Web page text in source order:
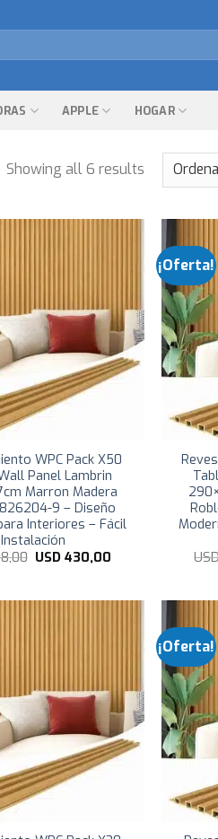
APPLE HOGAR
Showing all 6 results
WPC Pack X50
Panel Lambrin
Marron Madera
9 – Diseño
Interiores – Fácil
Instalación
El
USD430,00
¡Oferta!
¡Oferta!